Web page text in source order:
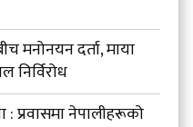
मनोनयन दर्ता, माया
प्रवासमा नेपालीहरूको